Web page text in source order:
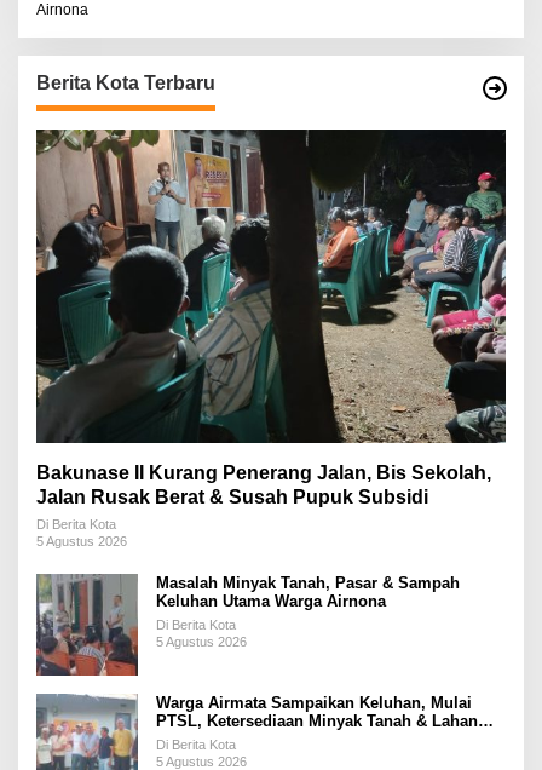
Airnona
Berita Kota Terbaru
Bakunase II Kurang Penerang Jalan, Bis Sekolah,
Jalan Rusak Berat & Susah Pupuk Subsidi
Di Berita Kota
5 Agustus 2026
Masalah Minyak Tanah, Pasar & Sampah
Keluhan Utama Warga Airnona
Di Berita Kota
5 Agustus 2026
Warga Airmata Sampaikan Keluhan, Mulai
PTSL, Ketersediaan Minyak Tanah & Lahan
Pemakaman
Di Berita Kota
5 Agustus 2026